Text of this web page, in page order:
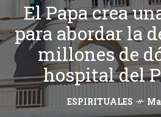
El Papa crea
para abordar la
millones de
hospital del
ESPIRITUALES